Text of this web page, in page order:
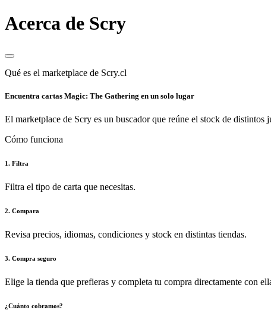
Acerca de Scry
Qué es el marketplace de Scry.cl
Encuentra cartas Magic: The Gathering en un solo lugar
El marketplace de Scry es un buscador que reúne el stock de
Cómo funciona
1. Filtra
Filtra el tipo de carta que necesitas.
2. Compara
Revisa precios, idiomas, condiciones y stock en distintas tiendas.
3. Compra seguro
Elige la tienda que prefieras y completa tu compra directamente con
¿Cuánto cobramos?